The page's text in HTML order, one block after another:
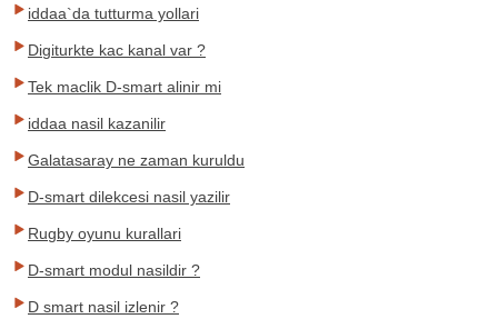
iddaa`da tutturma yollari
Digiturkte kac kanal var ?
Tek maclik D-smart alinir mi
iddaa nasil kazanilir
Galatasaray ne zaman kuruldu
D-smart dilekcesi nasil yazilir
Rugby oyunu kurallari
D-smart modul nasildir ?
D smart nasil izlenir ?